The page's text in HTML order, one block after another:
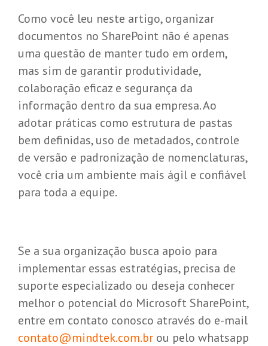
Como você leu neste artigo, organizar
documentos no SharePoint não é apenas
uma questão de manter tudo em ordem,
mas sim de garantir produtividade,
colaboração eficaz e segurança da
informação dentro da sua empresa. Ao
adotar práticas como estrutura de pastas
bem definidas, uso de metadados, controle
de versão e padronização de nomenclaturas,
você cria um ambiente mais ágil e confiável
para toda a equipe.
Se a sua organização busca apoio para
implementar essas estratégias, precisa de
suporte especializado ou deseja conhecer
melhor o potencial do Microsoft SharePoint,
entre em contato conosco através do e-mail
contato@mindtek.com.brou pelo whatsapp